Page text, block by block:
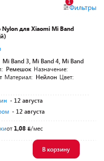
Фильтры
для Xiaomi Mi Band
Mi Band 3, Mi Band 4, Mi Band
Ремешок Назначение:
Материал: Нейлон Цвет:
- 12 августа
- 12 августа
от 1,08 /мес
В корзину